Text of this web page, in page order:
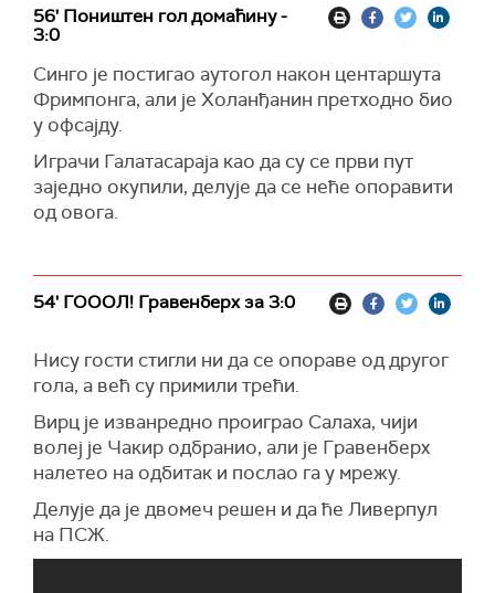
56' Поништен гол домаћину -
3:0
Синго је постигао аутогол након центаршута
Фримпонга, али је Холанђанин претходно био
у офсајду.
Играчи Галатасараја као да су се први пут
заједно окупили, делује да се неће опоравити
од овога.
54' ГОООЛ! Гравенберх за 3:0
Нису гости стигли ни да се опораве од другог
гола, а већ су примили трећи.
Вирц је изванредно проиграо Салаха, чији
волеј је Чакир одбранио, али је Гравенберх
налетео на одбитак и послао га у мрежу.
Делује да је двомеч решен и да ће Ливерпул
на ПСЖ.